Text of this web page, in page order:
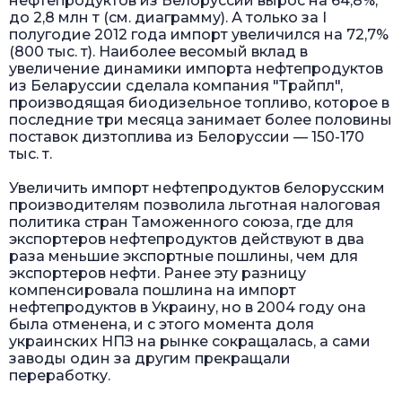
до 2,8 млн т (см. диаграмму). А только за I
полугодие 2012 года импорт увеличился на 72,7%
(800 тыс. т). Наиболее весомый вклад в
увеличение динамики импорта нефтепродуктов
из Беларуссии сделала компания "Трайпл",
производящая биодизельное топливо, которое в
последние три месяца занимает более половины
поставок дизтоплива из Белоруссии — 150-170
тыс. т.
Увеличить импорт нефтепродуктов белорусским
производителям позволила льготная налоговая
политика стран Таможенного союза, где для
экспортеров нефтепродуктов действуют в два
раза меньшие экспортные пошлины, чем для
экспортеров нефти. Ранее эту разницу
компенсировала пошлина на импорт
нефтепродуктов в Украину, но в 2004 году она
была отменена, и с этого момента доля
украинских НПЗ на рынке сокращалась, а сами
заводы один за другим прекращали
переработку.